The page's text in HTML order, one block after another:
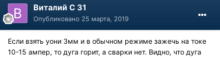
Виталий С 31
Опубликовано 25 марта, 2019
Если взять уони 3мм и в обычном режиме зажечь на токе
10-15 ампер, то дуга горит, а сварки нет. Видно, что дуга